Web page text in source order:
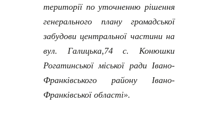
території по уточненню рішення
генерального плану громадської
забудови центральної частини на
вул. Галицька,74 с. Конюшки
Рогатинської міської ради Івано-
Франківського району Івано-
Франківської області».